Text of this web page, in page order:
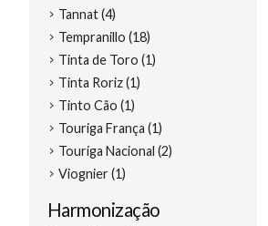
Tannat (4)
Tempranillo (18)
Tinta de Toro (1)
Tinta Roriz (1)
Tinto Cão (1)
Touriga França (1)
Touriga Nacional (2)
Viognier (1)
Harmonização